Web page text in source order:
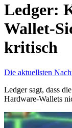
Ledger:
Wallet-
kritisch
Die aktuellsten
Ledger sagt, dass
Hardware-Wallets